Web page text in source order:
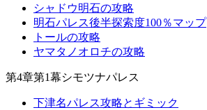
シャドウ明石の攻略
明石パレス後半探索度100％マップ
トールの攻略
ヤマタノオロチの攻略
第4章第1幕シモツナパレス
下津名パレス攻略とギミック